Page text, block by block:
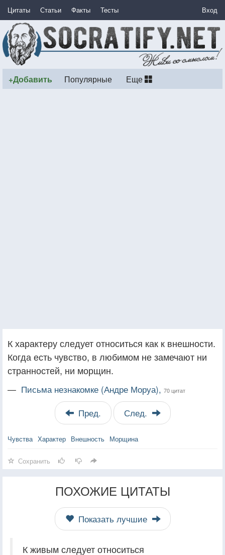
Цитаты Статьи Факты Тесты Вход
+Добавить Популярные Еще
К характеру следует относиться как к внешности.
Когда есть чувство, в любимом не замечают ни
странностей, ни морщин.
— Письма незнакомке (Андре Моруа), 70 цитат
Пред. След.
Чувства Характер Внешность Морщина
Сохранить
ПОХОЖИЕ ЦИТАТЫ
Показать лучшие
К живым следует относиться